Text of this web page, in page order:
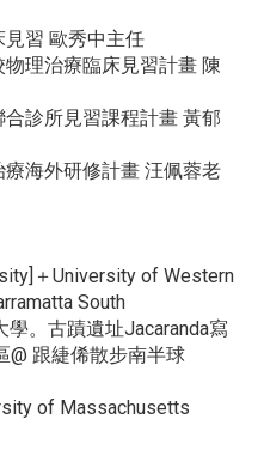
習 歐秀中主任
理治療臨床見習計畫 陳
診所見習課程計畫 黃郁
海外研修計畫 汪佩蓉老